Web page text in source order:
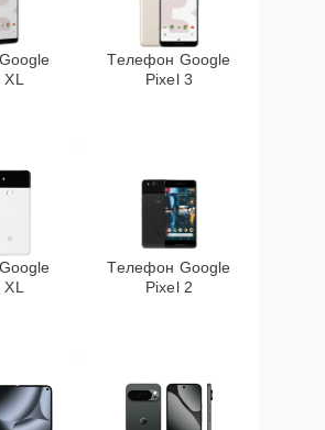
Телефон Google
Pixel 3
Телефон Google
Pixel 2